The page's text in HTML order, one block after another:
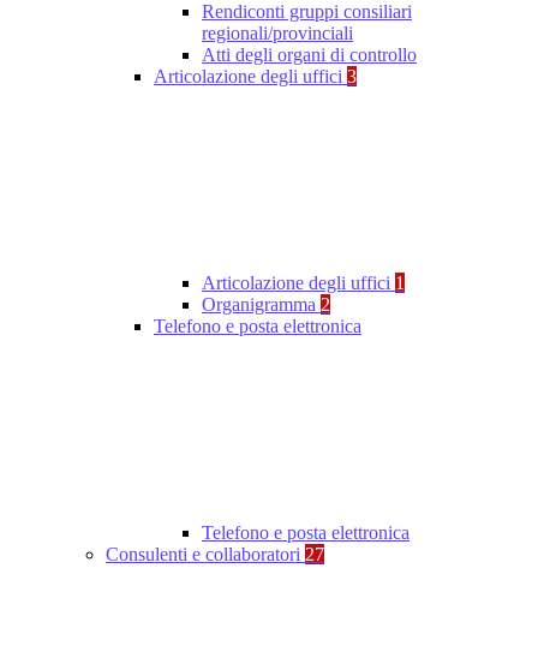
Rendiconti gruppi consiliari
regionali/provinciali
Atti degli organi di controllo
Articolazione degli uffici 3
Articolazione degli uffici 1
Organigramma 2
Telefono e posta elettronica
Telefono e posta elettronica
Consulenti e collaboratori 27